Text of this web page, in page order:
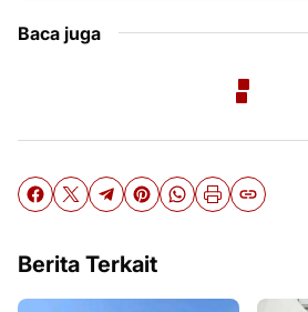
Baca juga
Berita Terkait